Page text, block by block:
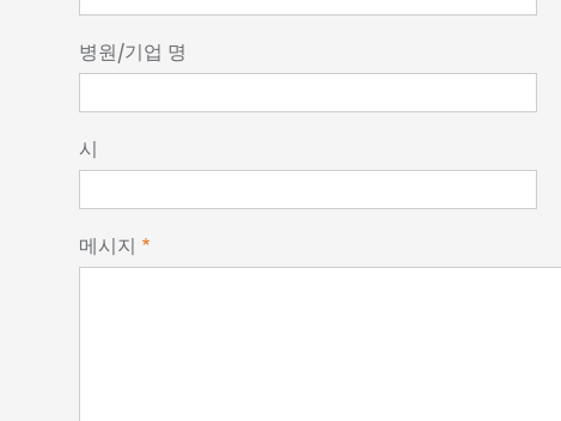
병원/기업 명
시
메시지